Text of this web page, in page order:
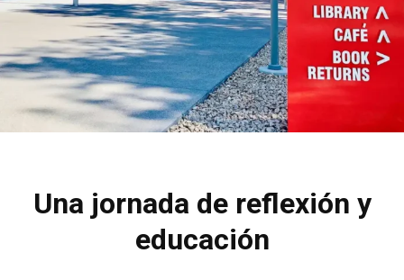
Una jornada de reflexión y
educación